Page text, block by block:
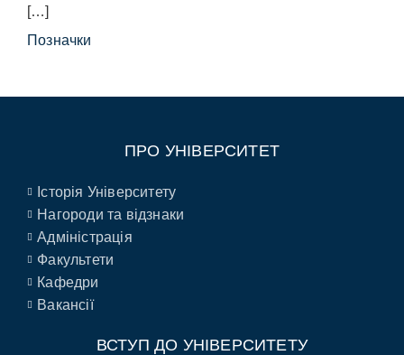
[…]
Позначки
ПРО УНІВЕРСИТЕТ
Історія Університету
Нагороди та відзнаки
Адміністрація
Факультети
Кафедри
Вакансії
ВСТУП ДО УНІВЕРСИТЕТУ